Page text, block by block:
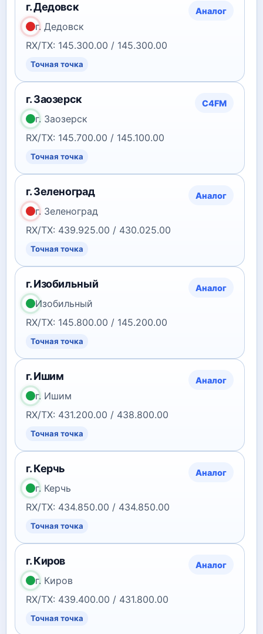
г. Дедовск Аналог
г. Дедовск
RX/TX: 145.300.00 / 145.300.00
Точная точка
г. Заозерск C4FM
г. Заозерск
RX/TX: 145.700.00 / 145.100.00
Точная точка
г. Зеленоград Аналог
г. Зеленоград
RX/TX: 439.925.00 / 430.025.00
Точная точка
г. Изобильный Аналог
Изобильный
RX/TX: 145.800.00 / 145.200.00
Точная точка
г. Ишим Аналог
г. Ишим
RX/TX: 431.200.00 / 438.800.00
Точная точка
г. Керчь Аналог
г. Керчь
RX/TX: 434.850.00 / 434.850.00
Точная точка
г. Киров Аналог
г. Киров
RX/TX: 439.400.00 / 431.800.00
Точная точка